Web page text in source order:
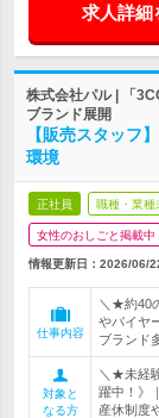
求人詳細
株式会社パル | 「
ブランド展開
【販売スタッフ
環境
正社員 職種・業種
女性のおしごと掲載中
情報更新日：2026/06/
仕事内容
＼★約40
やバイヤ
ブランド
対象と
なる方
＼★未経
躍中！》
産休制度